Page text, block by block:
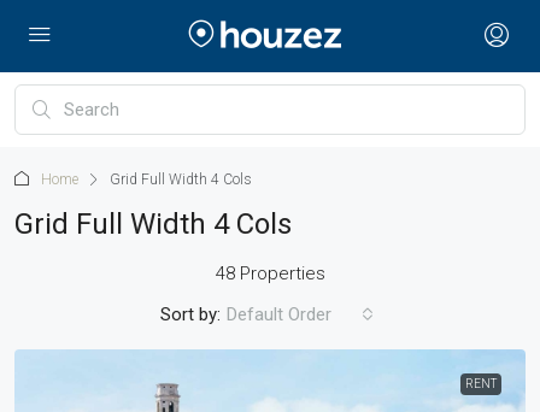
Home Grid Full Width 4 Cols
Grid Full Width 4 Cols
48 Properties
Sort by: Default Order
RENT